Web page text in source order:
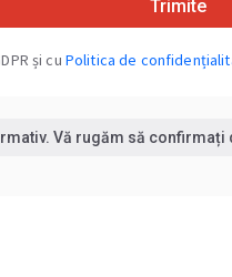
Trimite
și cu Politica de
Vă rugăm să confirmați